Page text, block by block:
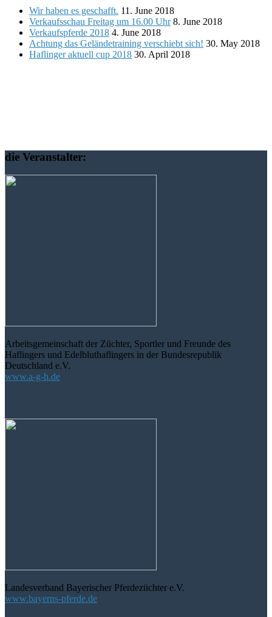
Wir haben es geschafft. 11. June 2018
Verkaufsschau Freitag um 16.00 Uhr 8. June 2018
Verkaufspferde 2018 4. June 2018
Achtung das Geländetraining verschiebt sich! 30. May 2018
Haflinger aktuell cup 2018 30. April 2018
die Veranstalter:
Arbeitsgemeinschaft der Züchter, Sportler und Freunde des
Haflingers und Edelbluthaflingers in der Bundesrepublik
Deutschland e.V.
www.a-g-h.de
Landesverband Bayerischer Pferdezüchter e.V.
www.bayerns-pferde.de